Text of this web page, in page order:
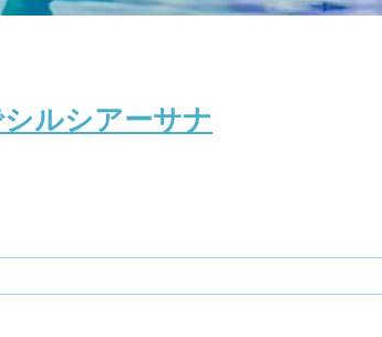
ルシアーサナ